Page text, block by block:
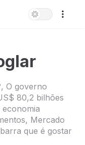
O governo
80,2 bilhões
Mercado
que é gostar